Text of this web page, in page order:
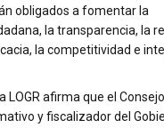
obligados a fomentar la
la transparencia, la
la competitividad e
LOGR afirma que el
y fiscalizador del